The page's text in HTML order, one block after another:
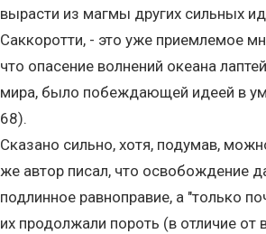
вырасти из магмы других сильных
Саккоротти, - это уже приемлемое
что опасение волнений океана
мира, было побеждающей идеей в
68).
Сказано сильно, хотя, подумав,
же автор писал, что освобождение
подлинное равноправие, а "только
их продолжали пороть (в отличие от